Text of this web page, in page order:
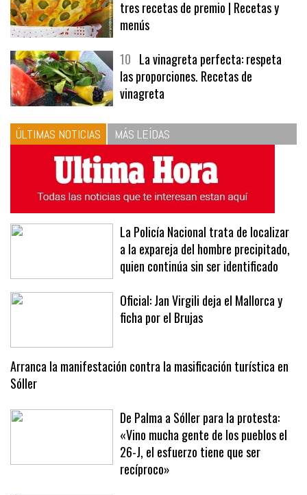
9Panecillos, gazpacho y bavarois,
tres recetas de premio | Recetas y
menús
10La vinagreta perfecta: respeta
las proporciones. Recetas de
vinagreta
ÚLTIMAS NOTICIAS MÁS LEÍDAS
La Policía Nacional trata de localizar
a la expareja del hombre precipitado,
quien continúa sin ser identificado
Oficial: Jan Virgili deja el Mallorca y
Arranca la manifestación contra la masificación turística en
Sóller
De Palma a Sóller para la protesta:
«Vino mucha gente de los pueblos el
26-J, el esfuerzo tiene que ser